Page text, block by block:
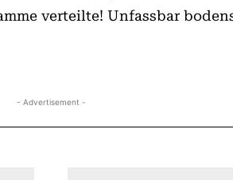
verteilte! Unfassbar
- Advertisement -